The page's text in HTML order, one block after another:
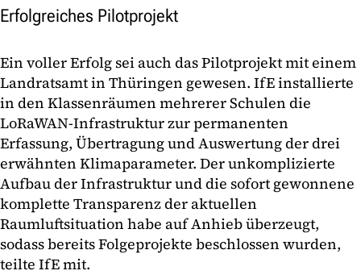
Erfolgreiches Pilotprojekt
Ein voller Erfolg sei auch das Pilotprojekt mit einem
Landratsamt in Thüringen gewesen. IfE installierte
in den Klassenräumen mehrerer Schulen die
LoRaWAN-Infrastruktur zur permanenten
Erfassung, Übertragung und Auswertung der drei
erwähnten Klimaparameter. Der unkomplizierte
Aufbau der Infrastruktur und die sofort gewonnene
komplette Transparenz der aktuellen
Raumluftsituation habe auf Anhieb überzeugt,
sodass bereits Folgeprojekte beschlossen wurden,
teilte IfE mit.